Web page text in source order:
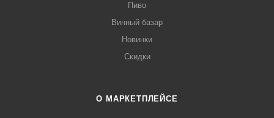
Пиво
Винный базар
Новинки
Скидки
О МАРКЕТПЛЕЙСЕ